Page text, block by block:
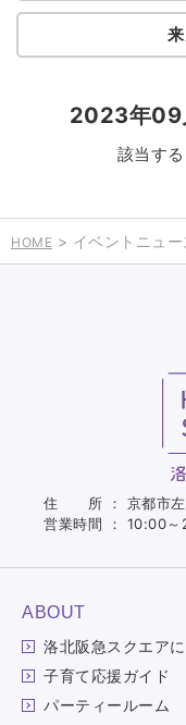
2023年09
該当す
HOME > イベントニュー
住 所 ： 京都市左
営業時間 ： 10:00～
ABOUT
洛北阪急スクエア
子育て応援ガイド
パーティールーム